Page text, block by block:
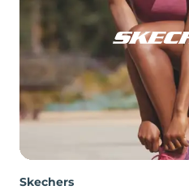
Skechers